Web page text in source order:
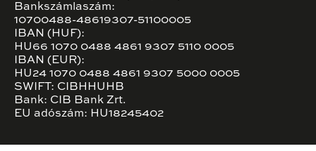
Bankszámlaszám:
10700488-48619307-51100005
IBAN (HUF):
HU66 1070 0488 4861 9307 5110 0005
IBAN (EUR):
HU24 1070 0488 4861 9307 5000 0005
SWIFT: CIBHHUHB
Bank: CIB Bank Zrt.
EU adószám: HU18245402